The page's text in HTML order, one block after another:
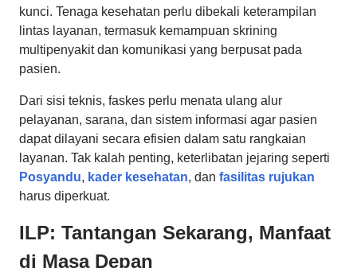
kunci. Tenaga kesehatan perlu dibekali keterampilan
lintas layanan, termasuk kemampuan skrining
multipenyakit dan komunikasi yang berpusat pada
pasien.
Dari sisi teknis, faskes perlu menata ulang alur
pelayanan, sarana, dan sistem informasi agar pasien
dapat dilayani secara efisien dalam satu rangkaian
layanan. Tak kalah penting, keterlibatan jejaring seperti
Posyandu, kader kesehatan, dan fasilitas rujukan
harus diperkuat.
ILP: Tantangan Sekarang, Manfaat
di Masa Depan